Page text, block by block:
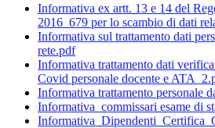
Informativa ex artt. 13 e 14 del
2016_679 per lo scambio di dati
Informativa sul trattamento dati
rete.pdf
Informativa trattamento dati
Covid personale docente e
Informativa trattamento personale
Informativa_commissari esame di